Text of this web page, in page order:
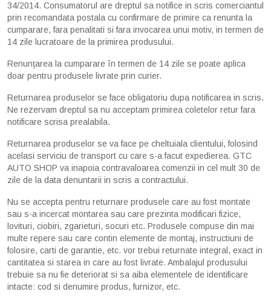
34/2014. Consumatorul are dreptul sa notifice in scris comerciantul
prin recomandata postala cu confirmare de primire ca renunta la
cumparare, fara penalitati si fara invocarea unui motiv, in termen de
14 zile lucratoare de la primirea produsului.
Renunţarea la cumparare în termen de 14 zile se poate aplica
doar pentru produsele livrate prin curier.
Returnarea produselor se face obligatoriu dupa notificarea in scris.
Ne rezervam dreptul sa nu acceptam primirea coletelor retur fara
notificare scrisa prealabila.
Returnarea produselor se va face pe cheltuiala clientului, folosind
acelasi serviciu de transport cu care s-a facut expedierea. GTC
AUTO SHOP va inapoia contravaloarea comenzii in cel mult 30 de
zile de la data denuntarii in scris a contractului.
Nu se accepta pentru returnare produsele care au fost montate
sau s-a incercat montarea sau care prezinta modificari fizice,
lovituri, ciobiri, zgarieturi, socuri etc. Produsele compuse din mai
multe repere sau care contin elemente de montaj, instructiuni de
folosire, carti de garantie, etc. vor trebui returnate integral, exact in
cantitatea si starea in care au fost livrate. Ambalajul produsului
trebuie sa nu fie deteriorat si sa aiba elementele de identificare
intacte: cod si denumire produs, furnizor, etc.